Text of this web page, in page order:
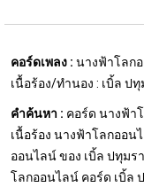
คอร์ดเพลง : นางฟ้าโลก
เนื้อร้อง/ทำนอง : เบิ้ล ป
คำค้นหา : คอร์ด นางฟ้า
เนื้อร้อง นางฟ้าโลกออน
ออนไลน์ ของ เบิ้ล ปทุมร
โลกออนไลน์ คอร์ด เบิ้ล